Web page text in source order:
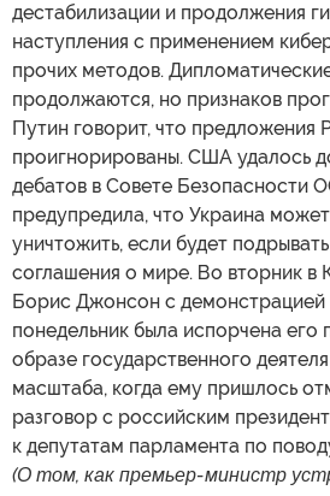
дестабилизации и продолжения
наступления с применением
прочих методов.
продолжаются, но признаков
Путин говорит, что предложения
проигнорированы. США удалось
дебатов в Совете Безопасности
предупредила, что Украина
уничтожить, если будет
соглашения о мире. Во вторник в
Борис Джонсон с демонстрацией
понедельник была испорчена его
образе государственного
масштаба, когда ему пришлось
разговор с российским
к депутатам парламента по
(О том, как премьер-министр